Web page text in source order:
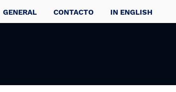
GENERAL CONTACTO IN ENGLISH